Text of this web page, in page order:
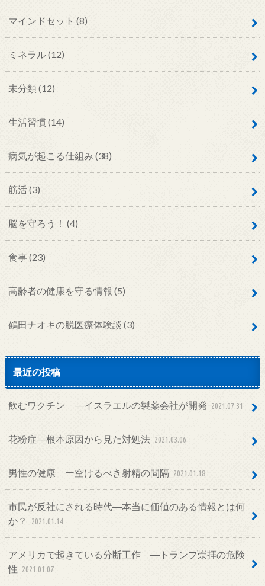
マインドセット (8)
ミネラル(12)
未分類(12)
生活習慣(14)
病気が起こる仕組み (38)
筋活(3)
脳を守ろう！ (4)
食事(23)
高齢者の健康を守る情報 (5)
鶴田ナオキの脱医療体験談 (3)
最近の投稿
飲むワクチン ―イスラエルの製薬会社が開発 2021.07.31
花粉症―根本原因から見た対処法 2021.03.06
男性の健康 ー空けるべき射精の間隔 2021.01.18
市民が反社にされる時代―本当に価値のある情報とは何
か？
2021.01.14
アメリカで起きている分断工作 ―トランプ崇拝の危険
性 2021.01.07